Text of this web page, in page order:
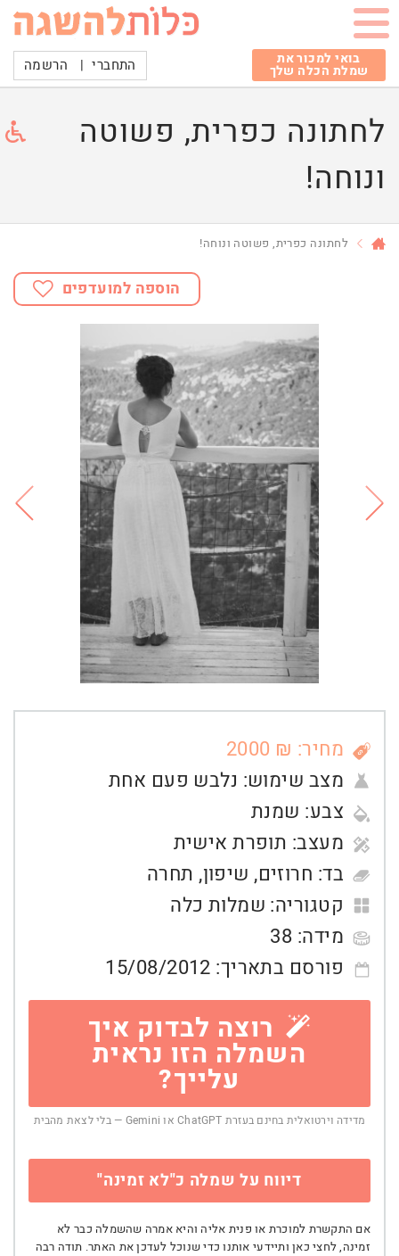
בואי למכור את
שמלת הכלה שלך התחברי | הרשמה
לחתונה כפרית, פשוטה
ונוחה!
לחתונה כפרית, פשוטה ונוחה!
הוספה למועדפים
מחיר: ₪ 2000
מצב שימוש: נלבש פעם אחת
צבע: שמנת
מעצב: תופרת אישית
בד: חרוזים, שיפון, תחרה
קטגוריה: שמלות כלה
מידה: 38
פורסם בתאריך: 15/08/2012
רוצה לבדוק איך
השמלה הזו נראית
עלייך?
מדידה וירטואלית בחינם בעזרת ChatGPT או Gemini — בלי לצאת מהבית
דיווח על שמלה כ"לא זמינה"
אם התקשרת למוכרת או פנית אליה והיא אמרה שהשמלה כבר לא
זמינה, לחצי כאן ותיידעי אותנו כדי שנוכל לעדכן את האתר. תודה רבה